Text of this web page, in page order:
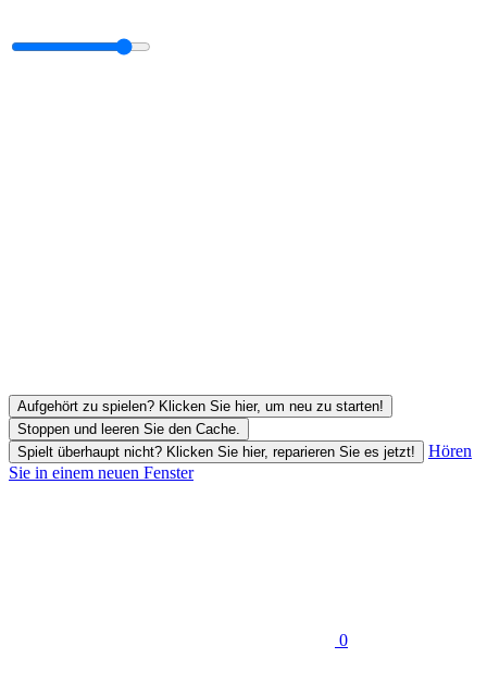
Aufgehört zu spielen? Klicken Sie hier, um neu zu starten!
Stoppen und leeren Sie den Cache.
Spielt überhaupt nicht? Klicken Sie hier, reparieren Sie es jetzt!
Hören
Sie in einem neuen Fenster
0